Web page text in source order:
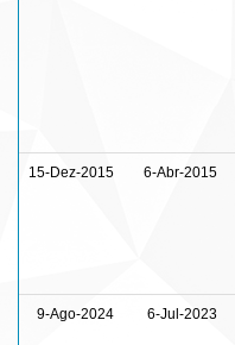
15-Dez-2015 6-Abr-2015
9-Ago-2024 6-Jul-2023